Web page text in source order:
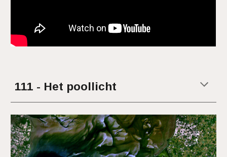
111 - Het poollicht